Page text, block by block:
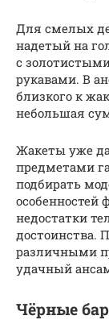
Для смелых
надетый на
с
рукавами. В
близкого к
небольшая
Жакеты уже
предметами
подбирать
недостатки
достоинства.
различными
удачный
Чёрные